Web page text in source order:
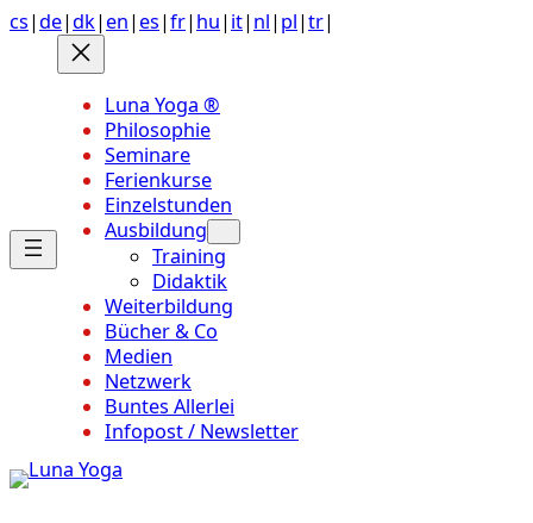
Anchor
Zum
Inhalt
springen
cs|de|dk| en| es|fr| hu| it| nl| pl|tr|
Luna Yoga ®
Philosophie
Seminare
Ferienkurse
Einzelstunden
Ausbildung
Training
Didaktik
Weiterbildung
Bücher & Co
Medien
Netzwerk
Buntes Allerlei
Infopost / Newsletter